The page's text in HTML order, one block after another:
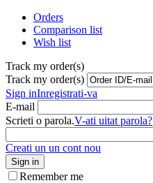
Orders
Comparison list
Wish list
Track my order(s)
Track my order(s)
Sign inInregistrati-va
E-mail
Scrieti o parola.V-ati uitat parola?
Creati un un cont nou
Sign in
Remember me